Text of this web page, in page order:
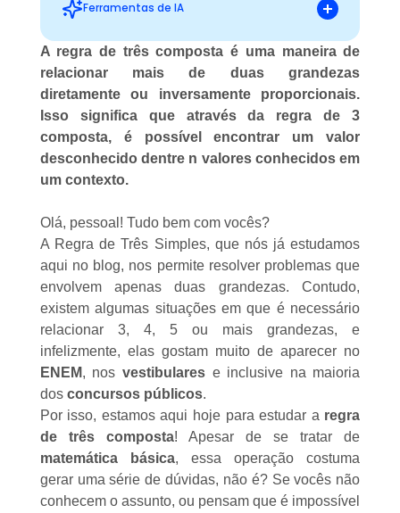
Ferramentas de IA
A regra de três composta é uma maneira de
relacionar mais de duas grandezas
diretamente ou inversamente proporcionais.
Isso significa que através da regra de 3
composta, é possível encontrar um valor
desconhecido dentre n valores conhecidos em
um contexto.
Olá, pessoal! Tudo bem com vocês?
A Regra de Três Simples, que nós já estudamos
aqui no blog, nos permite resolver problemas que
envolvem apenas duas grandezas. Contudo,
existem algumas situações em que é necessário
relacionar 3, 4, 5 ou mais grandezas, e
infelizmente, elas gostam muito de aparecer no
ENEM, nos vestibulares e inclusive na maioria
dos concursos públicos.
Por isso, estamos aqui hoje para estudar a regra
de três composta! Apesar de se tratar de
matemática básica, essa operação costuma
gerar uma série de dúvidas, não é? Se vocês não
conhecem o assunto, ou pensam que é impossível